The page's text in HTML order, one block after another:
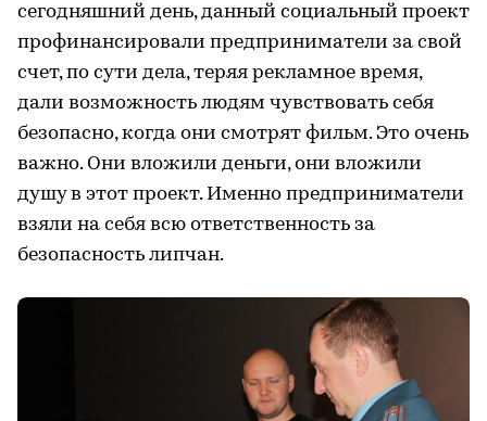
сегодняшний день, данный социальный проект
профинансировали предприниматели за свой
счет, по сути дела, теряя рекламное время,
дали возможность людям чувствовать себя
безопасно, когда они смотрят фильм. Это очень
важно. Они вложили деньги, они вложили
душу в этот проект. Именно предприниматели
взяли на себя всю ответственность за
безопасность липчан.